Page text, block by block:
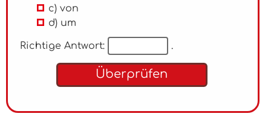
c) von
d) um
Richtige Antwort: .
Überprüfen